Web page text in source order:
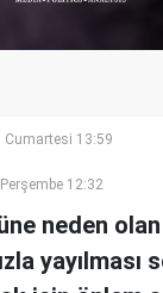
Cumartesi 13:59
12:32
neden olan
yayılması